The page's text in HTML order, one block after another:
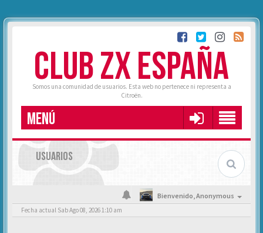
CLUB ZX ESPAÑA
Somos una comunidad de usuarios. Esta web no pertenece ni representa a
Citroën.
MENÚ
USUARIOS
Bienvenido,Anonymous
Fecha actual Sab Ago 08, 2026 1:10 am